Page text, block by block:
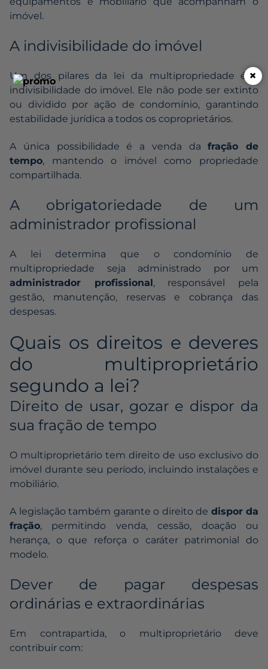
imóvel.
A indivisibilidade do imóvel
Um dos pilares da lei da multipropriedade é a
indivisibilidade do imóvel. Ele não pode ser extinto
ou dividido por ação de condomínio, garantindo
estabilidade jurídica a todos os coproprietários.
A única possibilidade é a venda dafração de
tempo, mantendo o imóvel como propriedade
compartilhada.
A obrigatoriedade de um
administrador profissional
A lei determina que o condomínio de
multipropriedade seja administrado por um
administrador profissional , responsável pela
gestão, manutenção, reservas e cobrança das
despesas.
Quais os direitos e deveres
do multiproprietário
segundo a lei?
Direito de usar, gozar e dispor da
sua fração de tempo
O multiproprietário tem direito de uso exclusivo do
imóvel durante seu período, incluindo instalações e
mobiliário.
A legislação também garante o direito de dispor da
fração, permitindo venda, cessão, doação ou
herança, o que reforça o caráter patrimonial do
modelo.
Dever de pagar despesas
ordinárias e extraordinárias
Em contrapartida, o multiproprietário deve
contribuir com:
×